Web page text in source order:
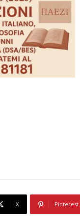
X Pinterest